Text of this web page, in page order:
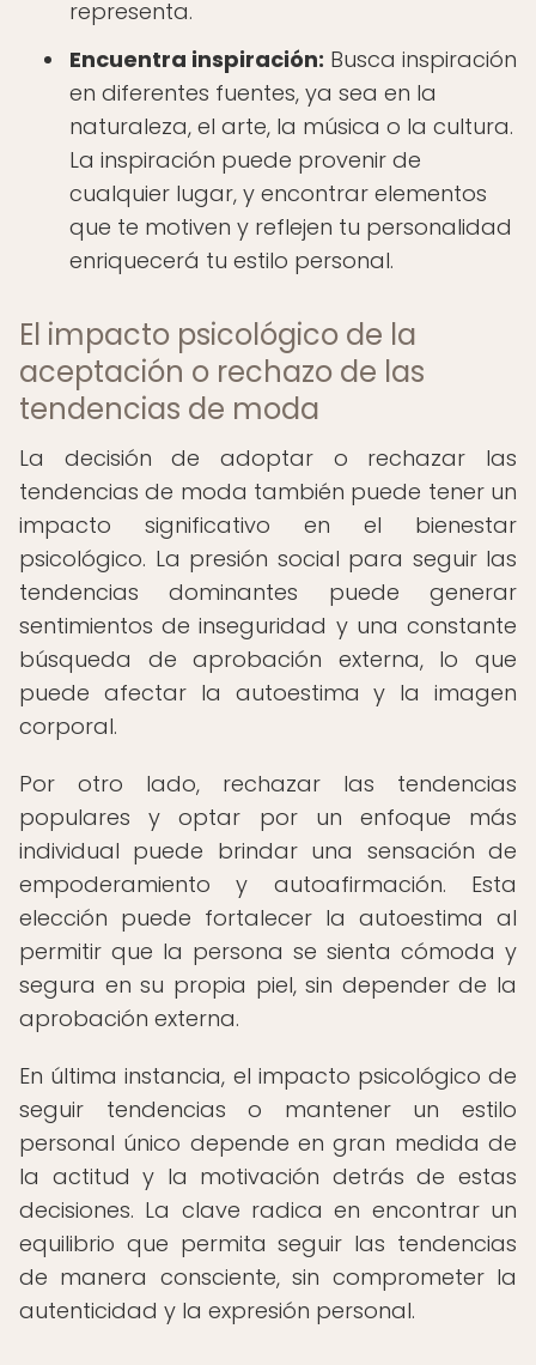
representa.
Encuentra inspiración: Busca inspiración
en diferentes fuentes, ya sea en la
naturaleza, el arte, la música o la cultura.
La inspiración puede provenir de
cualquier lugar, y encontrar elementos
que te motiven y reflejen tu personalidad
enriquecerá tu estilo personal.
El impacto psicológico de la
aceptación o rechazo de las
tendencias de moda
La decisión de adoptar o rechazar las
tendencias de moda también puede tener un
impacto significativo en el bienestar
psicológico. La presión social para seguir las
tendencias dominantes puede generar
sentimientos de inseguridad y una constante
búsqueda de aprobación externa, lo que
puede afectar la autoestima y la imagen
corporal.
Por otro lado, rechazar las tendencias
populares y optar por un enfoque más
individual puede brindar una sensación de
empoderamiento y autoafirmación. Esta
elección puede fortalecer la autoestima al
permitir que la persona se sienta cómoda y
segura en su propia piel, sin depender de la
aprobación externa.
En última instancia, el impacto psicológico de
seguir tendencias o mantener un estilo
personal único depende en gran medida de
la actitud y la motivación detrás de estas
decisiones. La clave radica en encontrar un
equilibrio que permita seguir las tendencias
de manera consciente, sin comprometer la
autenticidad y la expresión personal.